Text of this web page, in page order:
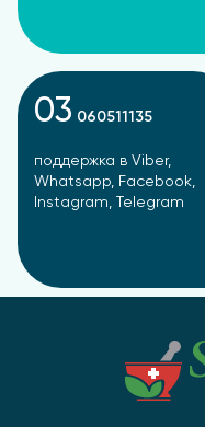
03 060511135
поддержка в Viber,
Whatsapp, Facebook,
Instagram, Telegram